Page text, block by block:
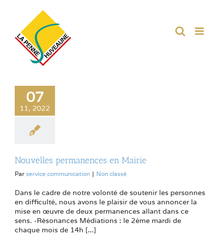
07
11, 2022
Nouvelles permanences en Mairie
Par service communication | Non classé
Dans le cadre de notre volonté de soutenir les personnes
en difficulté, nous avons le plaisir de vous annoncer la
mise en œuvre de deux permanences allant dans ce
sens. -Résonances Médiations : le 2ème mardi de
chaque mois de 14h [...]